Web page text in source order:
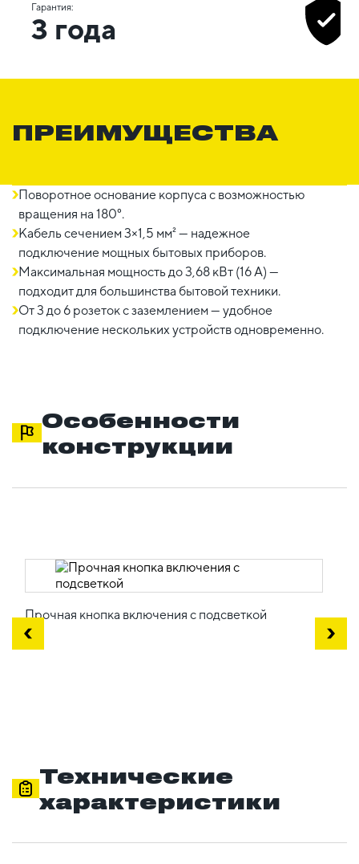
Гарантия:
3 года
ПРЕИМУЩЕСТВА
Поворотное основание корпуса с возможностью
вращения на 180°.
Кабель сечением 3×1,5 мм² — надежное
подключение мощных бытовых приборов.
Максимальная мощность до 3,68 кВт (16 А) —
подходит для большинства бытовой техники.
От 3 до 6 розеток с заземлением — удобное
подключение нескольких устройств одновременно.
Особенности
конструкции
Прочная кнопка включения с подсветкой
Технические
характеристики